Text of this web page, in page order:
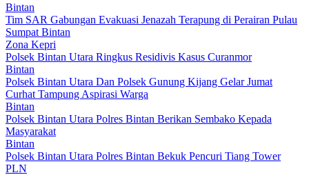
Bintan
Tim SAR Gabungan Evakuasi Jenazah Terapung di Perairan Pulau
Sumpat Bintan
Zona Kepri
Polsek Bintan Utara Ringkus Residivis Kasus Curanmor
Bintan
Polsek Bintan Utara Dan Polsek Gunung Kijang Gelar Jumat
Curhat Tampung Aspirasi Warga
Bintan
Polsek Bintan Utara Polres Bintan Berikan Sembako Kepada
Masyarakat
Bintan
Polsek Bintan Utara Polres Bintan Bekuk Pencuri Tiang Tower
PLN